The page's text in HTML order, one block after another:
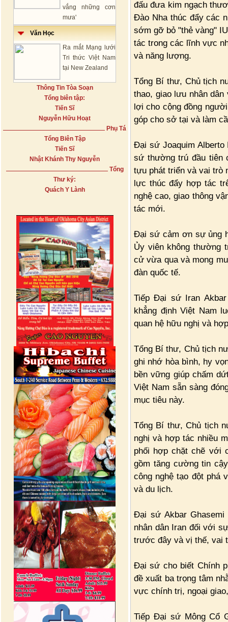
vắng những cơn
mưa'
Văn Học
Ra mắt Mạng lưới
Tri thức Việt Nam
tại New Zealand
Thông Tin Tòa Soạn
Tổng biên tập:
Tiến Sĩ
Nguyễn Hữu Hoạt
Phụ Tá
Tổng Biên Tập
Tiến Sĩ
Nhật Khánh Thy Nguyễn
Tổng
Thư ký:
Quách Y Lành
đấu đưa kim ngạch
Đào Nha thúc đẩy các
sớm gỡ bỏ "thẻ vàng"
tác trong các lĩnh vực
và năng lượng.
Tổng Bí thư, Chủ tịch
thao, giao lưu nhân
lợi cho cộng đồng
góp cho sở tại và làm
Đại sứ Joaquim
sứ thường trú đầu tiên
tựu phát triển và vai trò
lực thúc đẩy hợp tác
nghệ cao, giao thông
tác mới.
Đại sứ cảm ơn sự ủng
Ủy viên không thường
cử vừa qua và mong
đàn quốc tế.
Tiếp Đại sứ Iran
khẳng định Việt Nam
quan hệ hữu nghị và
Tổng Bí thư, Chủ tịch
ghi nhớ hòa bình, hy
bền vững giúp chấm
Việt Nam sẵn sàng
mục tiêu này.
Tổng Bí thư, Chủ tịch
nghị và hợp tác nhiều
phối hợp chặt chẽ với
gồm tăng cường tin
công nghệ tạo đột phá
và du lịch.
Đại sứ Akbar
nhân dân Iran đối với
trước đây và vị thế, vai
Đại sứ cho biết Chính
đề xuất ba trọng tâm
vực chính trị, ngoại
Tiếp Đại sứ Mông Cổ